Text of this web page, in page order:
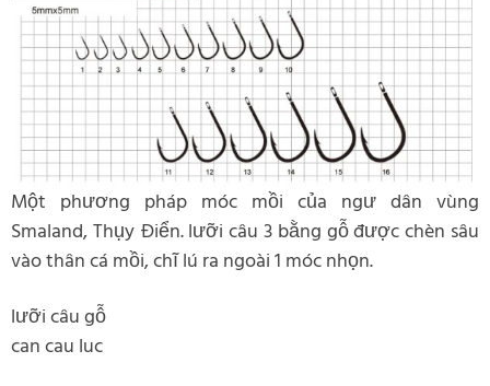
Một phương pháp móc mồi của ngư dân vùng
Smaland, Thụy Điển. lưỡi câu 3 bằng gỗ được chèn sâu
vào thân cá mồi, chĩ lú ra ngoài 1 móc nhọn.
lưỡi câu gỗ
can cau luc